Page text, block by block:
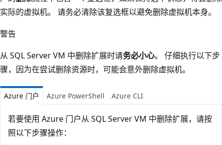
实际的虚拟机。 请务必清除该复选框以避免删除虚拟机本身。
警告
从 SQL Server VM 中删除扩展时请务必小心。 仔细执行以下步
骤，因为在尝试删除资源时，可能会意外删除虚拟机。
Azure 门户 Azure PowerShell Azure CLI
若要使用 Azure 门户从 SQL Server VM 中删除扩展，请按
照以下步骤操作：